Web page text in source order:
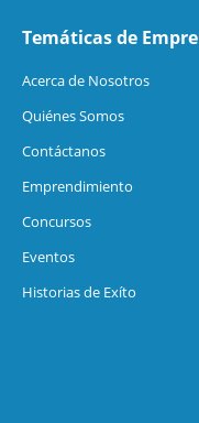
Temáticas de
Acerca de Nosotros
Quiénes Somos
Contáctanos
Emprendimiento
Concursos
Eventos
Historias de Exíto